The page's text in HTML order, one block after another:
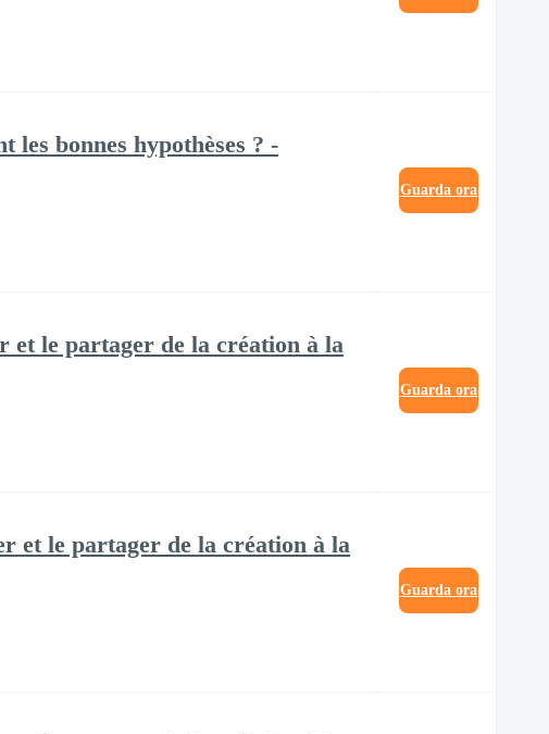
les bonnes hypothèses ? -
Guarda ora
et le partager de la création à la
Guarda ora
et le partager de la création à la
Guarda ora